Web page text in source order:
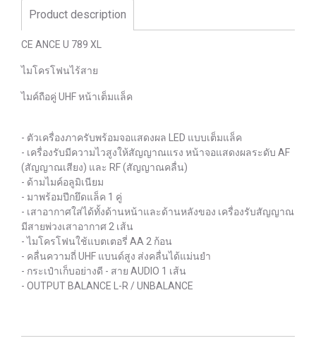
Product description
CE ANCE U 789 XL
ไมโครโฟนไร้สาย
ไมค์ถือคู่ UHF หน้าเต็มแล็ค
- ตัวเครื่องภาครับพร้อมจอแสดงผล LED แบบเต็มแล็ค
- เครื่องรับมีความไวสูงให้สัญญาณแรง หน้าจอแสดงผลระดับ AF
(สัญญาณเสียง) และ RF (สัญญาณคลื่น)
- ด้ามไมค์อลูมิเนียม
- มาพร้อมปีกยึดแล็ค 1 คู่
- เสาอากาศใส่ได้ทั้งด้านหน้าและด้านหลังของ เครื่องรับสัญญาณ
มีสายพ่วงเสาอากาศ 2 เส้น
- ไมโครโฟนใช้แบตเตอรี่ AA 2 ก้อน
- คลื่นความถี่ UHF แบนด์สูง ส่งคลื่นได้แม่นยำ
- กระเป๋าเก็บอย่างดี - สาย AUDIO 1 เส้น
- OUTPUT BALANCE L-R / UNBALANCE